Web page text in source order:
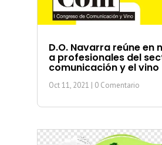
D.O. Navarra reúne en
a profesionales del
comunicación y el vino
Oct 11, 2021 | 0 Comentario